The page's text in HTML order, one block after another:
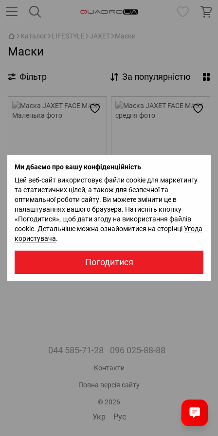
Ми дбаємо про вашу конфіденційність
Цей веб-сайт використовує файли cookie для маркетингу
та статистичних цілей, а також для безпечної та
оптимальної роботи сайту. Ви можете змінити це в
налаштуваннях вашого браузера. Натисніть кнопку
«Погодитися», щоб дати згоду на використання файлів
cookie. Детальніше можна ознайомитися на сторінціУгода
користувача.
Погодитися
Каталог LIFESTYLE JAXET Маски
Маски
Фільтр За популярністю
Маска JAXET FACE MASK
Маленька
5 018 грн з ПДВ.
Немає в наявності
Новинка
Маска JAXET FACE MASK
средня
5 018 грн з ПДВ.
Немає в наявності
044 585-71-28 096 025-88-88
Контакти
Повна версія сайту
© 2026
Укр Рус